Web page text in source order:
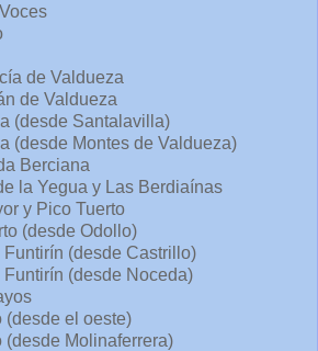
de Valdueza
de Valdueza
(desde Santalavilla)
(desde Montes de Valdueza)
Berciana
la Yegua y Las Berdiaínas
y Pico Tuerto
(desde Odollo)
Funtirín (desde Castrillo)
Funtirín (desde Noceda)
(desde el oeste)
(desde Molinaferrera)